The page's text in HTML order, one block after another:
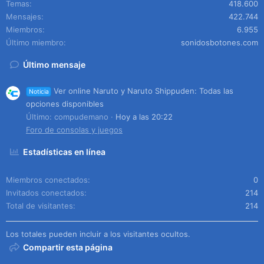
Temas
418.600
Mensajes
422.744
Miembros
6.955
Último miembro
sonidosbotones.com
Último mensaje
Noticia
Ver online Naruto y Naruto Shippuden: Todas las
opciones disponibles
Último: compudemano
Hoy a las 20:22
Foro de consolas y juegos
Estadísticas en línea
Miembros conectados
0
Invitados conectados
214
Total de visitantes
214
Los totales pueden incluir a los visitantes ocultos.
Compartir esta página